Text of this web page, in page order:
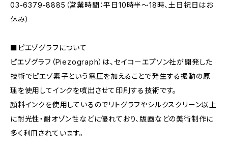
03-6379-8885（営業時間：平日10時半〜18時、土日祝日はお
休み）
■ピエゾグラフについて
ピエゾグラフ（Piezograph）は、セイコーエプソン社が開発した
技術でピエゾ素子という電圧を加えることで発生する振動の原
理を使用してインクを噴出させて印刷する技術です。
顔料インクを使用しているのでリトグラフやシルクスクリーン以上
に耐光性・耐オゾン性などに優れており、版画などの美術制作に
多く利用されています。